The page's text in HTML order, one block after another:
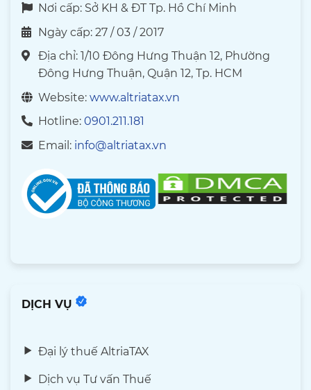
Nơi cấp: Sở KH & ĐT Tp. Hồ Chí Minh
Ngày cấp: 27 / 03 / 2017
Địa chỉ: 1/10 Đông Hưng Thuận 12, Phường
Đông Hưng Thuận, Quận 12, Tp. HCM
Website: www.altriatax.vn
Hotline: 0901.211.181
Email: info@altriatax.vn
DỊCH VỤ
Đại lý thuế AltriaTAX
Dịch vụ Tư vấn Thuế